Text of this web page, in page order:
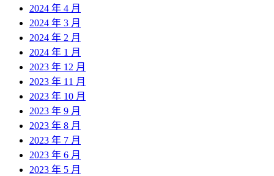
2024 年 4 月
2024 年 3 月
2024 年 2 月
2024 年 1 月
2023 年 12 月
2023 年 11 月
2023 年 10 月
2023 年 9 月
2023 年 8 月
2023 年 7 月
2023 年 6 月
2023 年 5 月